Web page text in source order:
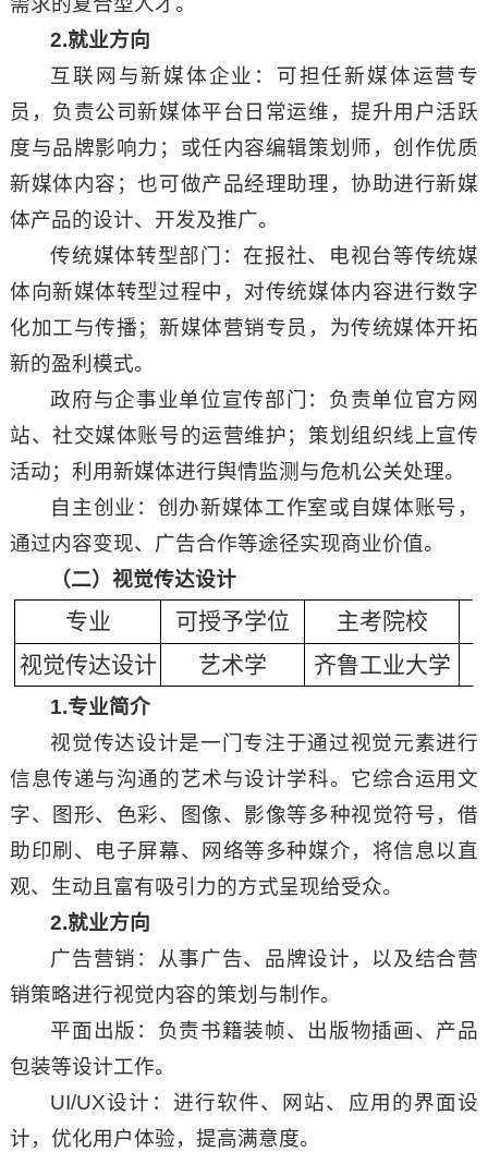
2.就业方向
互联网与新媒体企业：可担任新媒体运营专
员，负责公司新媒体平台日常运维，提升用户活跃
度与品牌影响力；或任内容编辑策划师，创作优质
新媒体内容；也可做产品经理助理，协助进行新媒
体产品的设计、开发及推广。
传统媒体转型部门：在报社、电视台等传统媒
体向新媒体转型过程中，对传统媒体内容进行数字
化加工与传播；新媒体营销专员，为传统媒体开拓
新的盈利模式。
政府与企事业单位宣传部门：负责单位官方网
站、社交媒体账号的运营维护；策划组织线上宣传
活动；利用新媒体进行舆情监测与危机公关处理。
自主创业：创办新媒体工作室或自媒体账号，
通过内容变现、广告合作等途径实现商业价值。
（二）视觉传达设计
专业 可授予学位 主考院校
视觉传达设计
艺术学 齐鲁工业大学
1.专业简介
视觉传达设计是一门专注于通过视觉元素进行
信息传递与沟通的艺术与设计学科。它综合运用文
字、图形、色彩、图像、影像等多种视觉符号，借
助印刷、电子屏幕、网络等多种媒介，将信息以直
观、生动且富有吸引力的方式呈现给受众。
2.就业方向
广告营销：从事广告、品牌设计，以及结合营
销策略进行视觉内容的策划与制作。
平面出版：负责书籍装帧、出版物插画、产品
包装等设计工作。
UI/UX设计：进行软件、网站、应用的界面设
计，优化用户体验，提高满意度。